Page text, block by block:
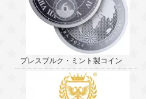
プレスブルク・ミント製コイン